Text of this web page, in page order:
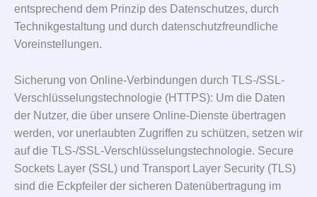
entsprechend dem Prinzip des Datenschutzes, durch
Technikgestaltung und durch datenschutzfreundliche
Voreinstellungen.
Sicherung von Online-Verbindungen durch TLS-/SSL-
Verschlüsselungstechnologie (HTTPS): Um die Daten
der Nutzer, die über unsere Online-Dienste übertragen
werden, vor unerlaubten Zugriffen zu schützen, setzen wir
auf die TLS-/SSL-Verschlüsselungstechnologie. Secure
Sockets Layer (SSL) und Transport Layer Security (TLS)
sind die Eckpfeiler der sicheren Datenübertragung im